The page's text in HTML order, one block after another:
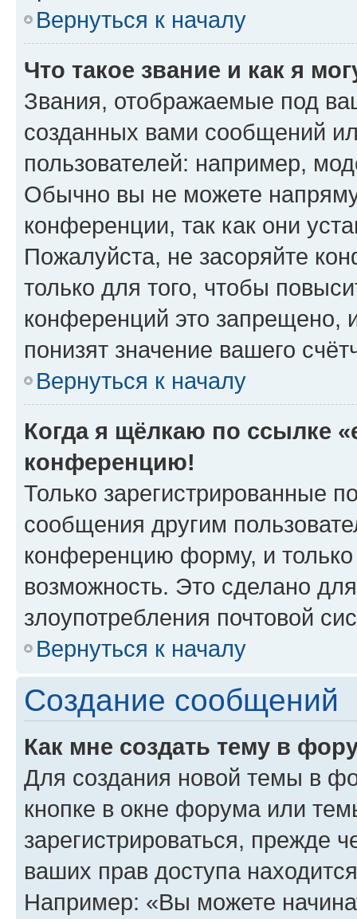
Вернуться к началу
Что такое звание и как я
Звания, отображаемые под
созданных вами сообщений
пользователей: например,
Обычно вы не можете
конференции, так как они
Пожалуйста, не засоряйте
только для того, чтобы
конференций это запрещено,
понизят значение вашего
Вернуться к началу
Когда я щёлкаю по ссылке
конференцию!
Только зарегистрированные
сообщения другим
конференцию форму, и
возможность. Это сделано
злоупотребления почтовой
Вернуться к началу
Создание сообщений
Как мне создать тему в
Для создания новой темы в
кнопке в окне форума или
зарегистрироваться, прежде
ваших прав доступа
Например: «Вы можете